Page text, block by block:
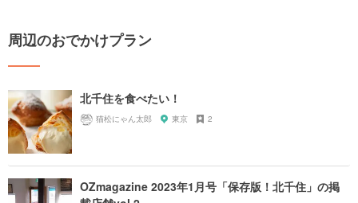
周辺のおでかけプラン
北千住を食べたい！
猫松にゃん太郎 東京 2
OZmagazine 2023年1月号「保存版！北千住」の掲